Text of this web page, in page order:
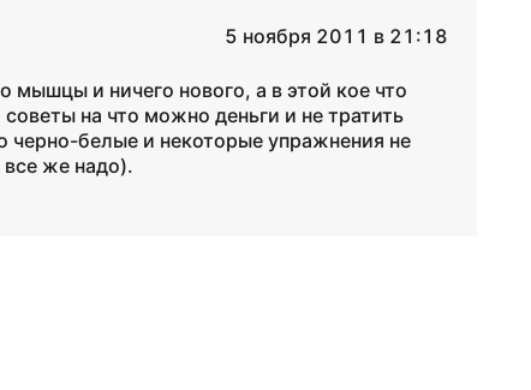
5 ноября 2011 в 21:18
мышцы и ничего нового, а в этой кое что
на что можно деньги и не тратить
белые и некоторые упражнения не
все же надо).